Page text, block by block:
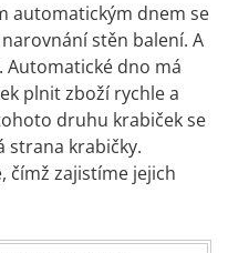
automatickým dnem se
stěn balení. A
Automatické dno má
plnit zboží rychle a
druhu krabiček se
strana krabičky.
čímž zajistíme jejich